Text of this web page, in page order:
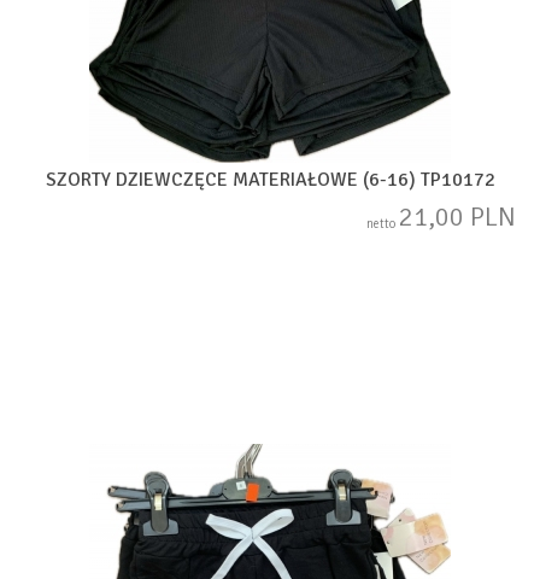
SZORTY DZIEWCZĘCE MATERIAŁOWE (6-16) TP10172
netto 21,00 PLN